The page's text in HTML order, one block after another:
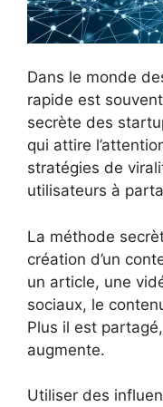
Dans le monde
rapide est
secrète des
qui attire
stratégies de
utilisateurs à
La méthode
création d’un
un article, une
sociaux, le
Plus il est
augmente.
Utiliser des